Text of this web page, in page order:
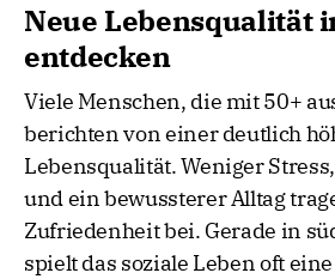
Neue Lebensqualität
entdecken
Viele Menschen, die mit 50+
berichten von einer deutlich
Lebensqualität. Weniger
und ein bewussterer Alltag
Zufriedenheit bei. Gerade in
spielt das soziale Leben oft